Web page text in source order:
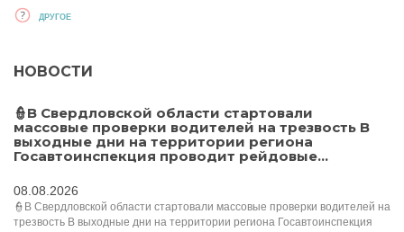
ДРУГОЕ
НОВОСТИ
👮В Свердловской области стартовали
массовые проверки водителей на трезвость В
выходные дни на территории региона
Госавтоинспекция проводит рейдовые...
08.08.2026
👮В Свердловской области стартовали массовые проверки водителей на
трезвость В выходные дни на территории региона Госавтоинспекция